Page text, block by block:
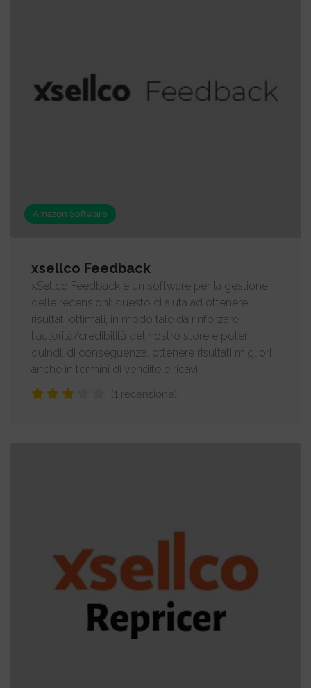
Amazon Software
xsellco Feedback
xSellco Feedback è un software per la gestione
delle recensioni: questo ci aiuta ad ottenere
risultati ottimali, in modo tale da rinforzare
l'autorità/credibilità del nostro store e poter
quindi, di conseguenza, ottenere risultati migliori
anche in termini di vendite e ricavi.
(1 recensione)